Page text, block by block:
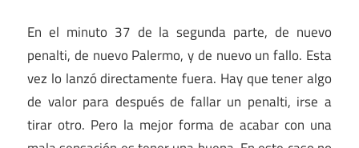
En el minuto 37 de la segunda parte, de nuevo
penalti, de nuevo Palermo, y de nuevo un fallo. Esta
vez lo lanzó directamente fuera. Hay que tener algo
de valor para después de fallar un penalti, irse a
tirar otro. Pero la mejor forma de acabar con una